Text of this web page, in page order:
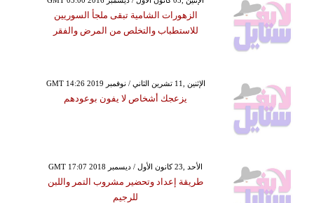
الزهورات الشامية تبقى ملجأ السوريين
للاستطباب والتخلص من المرض والفقر
GMT 14:26 2019 الإثنين ,11 تشرين الثاني / نوفمبر
يزعجك أشخاص لا يفون بوعودهم
GMT 17:07 2018 الأحد ,23 كانون الأول / ديسمبر
طريقة إعداد وتحضير مشروب التمر واللبن
للرجيم